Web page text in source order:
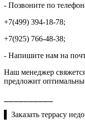
- Позвоните по
+7(499) 394-18-78;
+7(925) 766-48-38;
- Напишите нам на
Наш менеджер
предложит
▌ Заказать террасу